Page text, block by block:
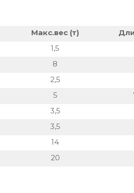
Макс.вес (т)
1,5
8
2,5
5
3,5
3,5
14
20